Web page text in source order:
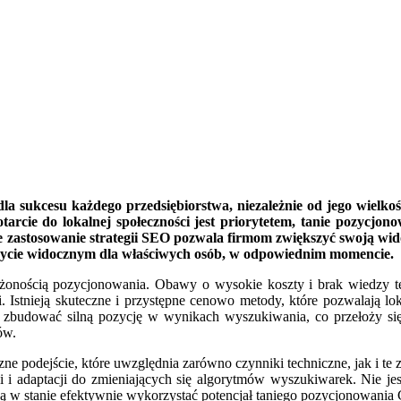
sukcesu każdego przedsiębiorstwa, niezależnie od jego
do lokalnej społeczności jest priorytetem, tanie
strategii SEO pozwala firmom zwiększyć swoją
widocznym dla właściwych osób, w odpowiednim momencie.
pozycjonowania. Obawy o wysokie koszty i brak wiedzy
skuteczne i przystępne cenowo metody, które pozwalają
silną pozycję w wynikach wyszukiwania, co przełoży
podejście, które uwzględnia zarówno czynniki techniczne, jak i
adaptacji do zmieniających się algorytmów wyszukiwarek. Nie
stanie efektywnie wykorzystać potencjał taniego